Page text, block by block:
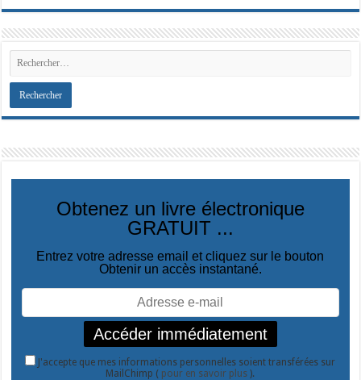
Obtenez un livre électronique
GRATUIT ...
Entrez votre adresse email et cliquez sur le bouton
Obtenir un accès instantané.
J'accepte que mes informations personnelles soient transférées sur
MailChimp ( pour en savoir plus).